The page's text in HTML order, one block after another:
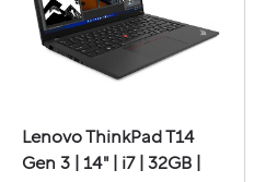
Lenovo ThinkPad T14
Gen 3 | 14" | i7 | 32GB |